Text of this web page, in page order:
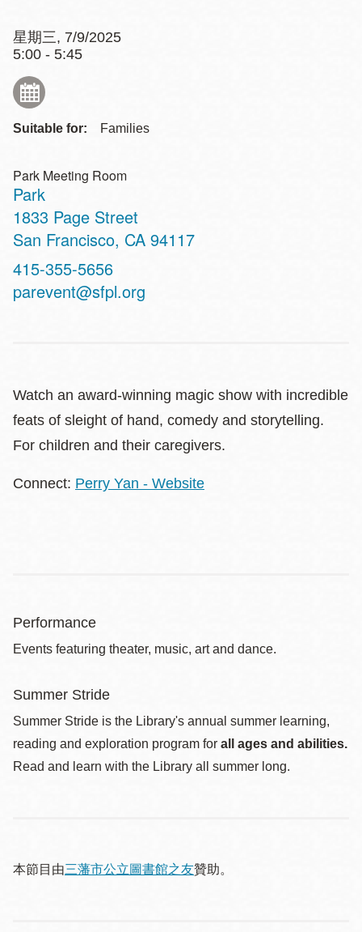
星期三, 7/9/2025
5:00 - 5:45
Suitable for: Families
Park Meeting Room
Park
Address
1833 Page Street
San Francisco, CA 94117
Contact
Telephone
415-355-5656
parevent@sfpl.org
Watch an award-winning magic show with incredible
feats of sleight of hand, comedy and storytelling.
For children and their caregivers.
Connect: Perry Yan - Website
Performance
Events featuring theater, music, art and dance.
Summer Stride
Summer Stride is the Library's annual summer learning,
reading and exploration program for all ages and abilities.
Read and learn with the Library all summer long.
本節目由三藩市公立圖書館之友贊助。